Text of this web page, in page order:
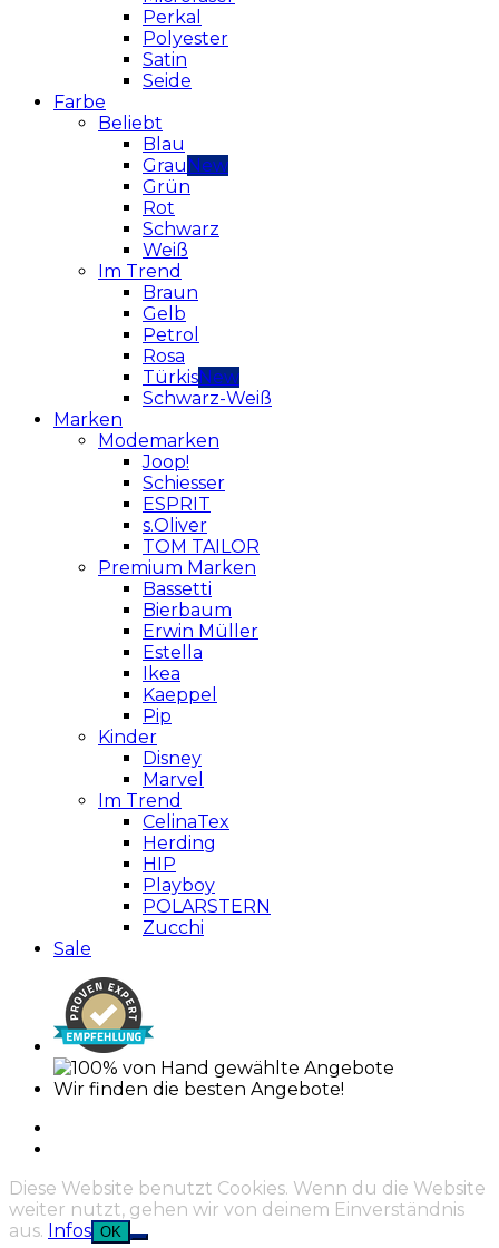
Perkal
Polyester
Satin
Seide
Farbe
Beliebt
Blau
Grau
Grün
Rot
Schwarz
Weiß
Im Trend
Braun
Gelb
Petrol
Rosa
Türkis
Schwarz-Weiß
Marken
Modemarken
Joop!
Schiesser
ESPRIT
s.Oliver
TOM TAILOR
Premium Marken
Bassetti
Bierbaum
Erwin Müller
Estella
Ikea
Kaeppel
Pip
Kinder
Disney
Marvel
Im Trend
CelinaTex
Herding
HIP
Playboy
POLARSTERN
Zucchi
Sale
Wir finden die besten Angebote!
Diese Website benutzt Cookies. Wenn du die Website
weiter nutzt, gehen wir von deinem Einverständnis
aus. Infos OK